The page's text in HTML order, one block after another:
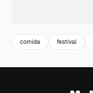
comida festival